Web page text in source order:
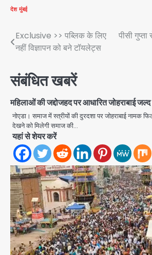
देश मुंबई
Post
navigation
Exclusive >> पब्लिक के लिए
नहीं विज्ञापन को बने टॉयलेट्स
पीसी
संबंधित खबरें
महिलाओं की जद्दोजहद पर आधारित जोहराबाई जल्द
नोएडा। समाज में स्त्रीयों की दुरदशा पर जोहराबाई नामक
देखने को मिलेगी समाज की…
यहां से शेयर करें